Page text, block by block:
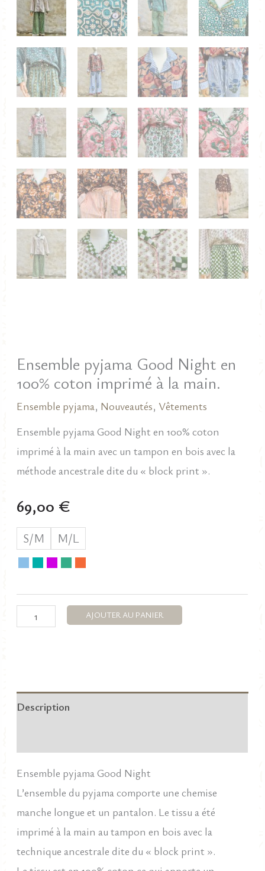
Ensemble pyjama Good Night en
100% coton imprimé à la main.
Ensemble pyjama, Nouveautés, Vêtements
Ensemble pyjama Good Night en 100% coton
imprimé à la main avec un tampon en bois avec la
méthode ancestrale dite du « block print ».
69,00 €
S/M M/L
quantité
Good
Night
100%
coton
imprimé
à
la
main.
AJOUTER AU PANIER
Description
Ensemble pyjama Good Night
L’ensemble du pyjama comporte une chemise
manche longue et un pantalon. Le tissu a été
imprimé à la main au tampon en bois avec la
technique ancestrale dite du « block print ».